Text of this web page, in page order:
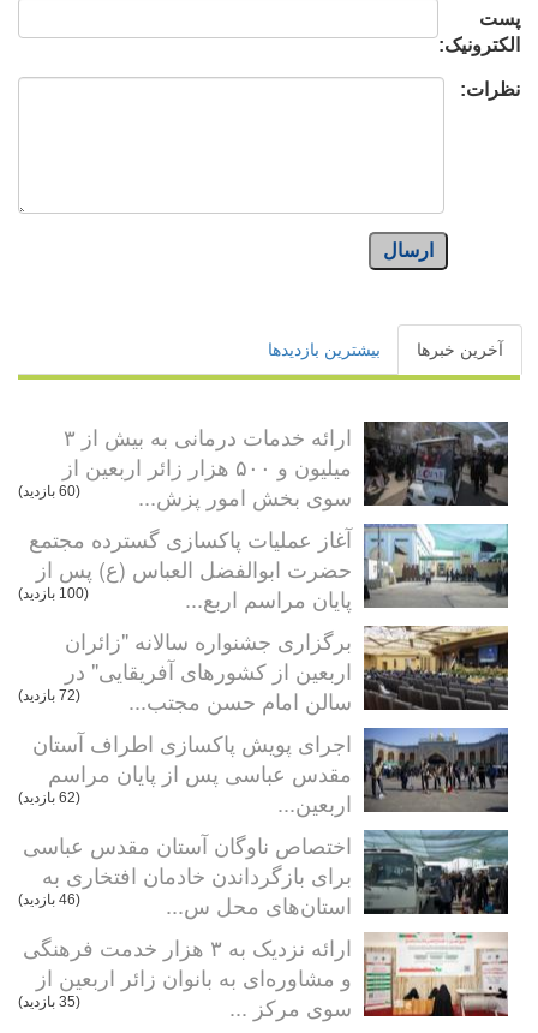
پست
الکترونیک:
نظرات:
ارسال
آخرین خبرها بیشترین بازدیدها
ارائه خدمات درمانی به بیش از ۳
میلیون و ۵۰۰ هزار زائر اربعین از
سوی بخش امور پزش...
(60 بازدید)
آغاز عملیات پاکسازی گسترده مجتمع
حضرت ابوالفضل العباس (ع) پس از
پایان مراسم اربع...
(100 بازدید)
برگزاری جشنواره سالانه "زائران
اربعین از کشورهای آفریقایی" در
سالن امام حسن مجتب...
(72 بازدید)
اجرای پویش پاکسازی اطراف آستان
مقدس عباسی پس از پایان مراسم
اربعین...
(62 بازدید)
اختصاص ناوگان آستان مقدس عباسی
برای بازگرداندن خادمان افتخاری به
استان‌های محل س...
(46 بازدید)
ارائه نزدیک به ۳ هزار خدمت فرهنگی
و مشاوره‌ای به بانوان زائر اربعین از
سوی مرکز ...
(35 بازدید)